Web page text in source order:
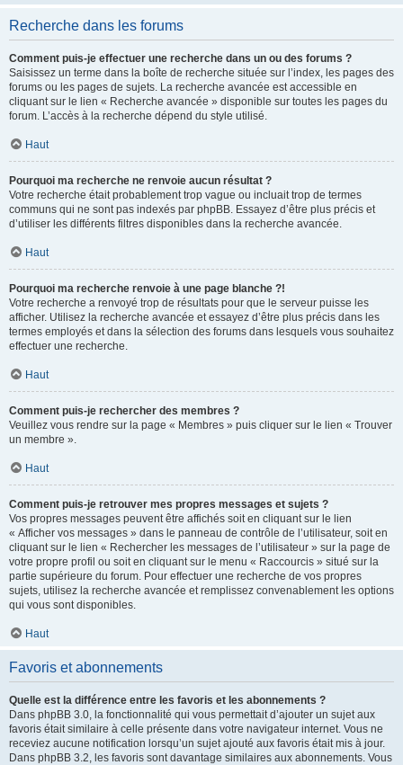
Recherche dans les forums
Comment puis-je effectuer une recherche dans un ou des forums ?
Saisissez un terme dans la boîte de recherche située sur l’index, les pages des
forums ou les pages de sujets. La recherche avancée est accessible en
cliquant sur le lien « Recherche avancée » disponible sur toutes les pages du
forum. L’accès à la recherche dépend du style utilisé.
Haut
Pourquoi ma recherche ne renvoie aucun résultat ?
Votre recherche était probablement trop vague ou incluait trop de termes
communs qui ne sont pas indexés par phpBB. Essayez d’être plus précis et
d’utiliser les différents filtres disponibles dans la recherche avancée.
Haut
Pourquoi ma recherche renvoie à une page blanche ?!
Votre recherche a renvoyé trop de résultats pour que le serveur puisse les
afficher. Utilisez la recherche avancée et essayez d’être plus précis dans les
termes employés et dans la sélection des forums dans lesquels vous souhaitez
effectuer une recherche.
Haut
Comment puis-je rechercher des membres ?
Veuillez vous rendre sur la page « Membres » puis cliquer sur le lien « Trouver
un membre ».
Haut
Comment puis-je retrouver mes propres messages et sujets ?
Vos propres messages peuvent être affichés soit en cliquant sur le lien
« Afficher vos messages » dans le panneau de contrôle de l’utilisateur, soit en
cliquant sur le lien « Rechercher les messages de l’utilisateur » sur la page de
votre propre profil ou soit en cliquant sur le menu « Raccourcis » situé sur la
partie supérieure du forum. Pour effectuer une recherche de vos propres
sujets, utilisez la recherche avancée et remplissez convenablement les options
qui vous sont disponibles.
Haut
Favoris et abonnements
Quelle est la différence entre les favoris et les abonnements ?
Dans phpBB 3.0, la fonctionnalité qui vous permettait d’ajouter un sujet aux
favoris était similaire à celle présente dans votre navigateur internet. Vous ne
receviez aucune notification lorsqu’un sujet ajouté aux favoris était mis à jour.
Dans phpBB 3.2, les favoris sont davantage similaires aux abonnements. Vous